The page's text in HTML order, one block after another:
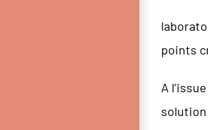
points
A